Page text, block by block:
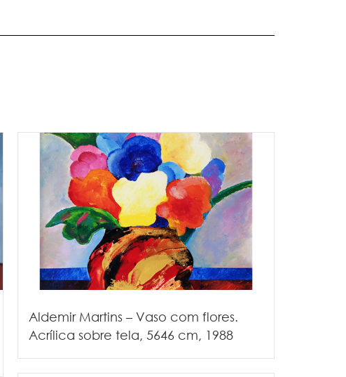
Aldemir Martins – Vaso com flores.
Acrílica sobre tela, 5646 cm, 1988